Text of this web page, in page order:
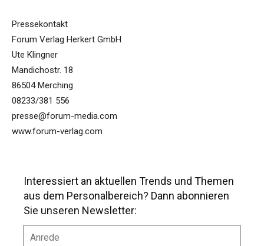
Pressekontakt
Forum Verlag Herkert GmbH
Ute Klingner
Mandichostr. 18
86504 Merching
08233/381 556
presse@forum-media.com
www.forum-verlag.com
Interessiert an aktuellen Trends und Themen
aus dem Personalbereich? Dann abonnieren
Sie unseren Newsletter: